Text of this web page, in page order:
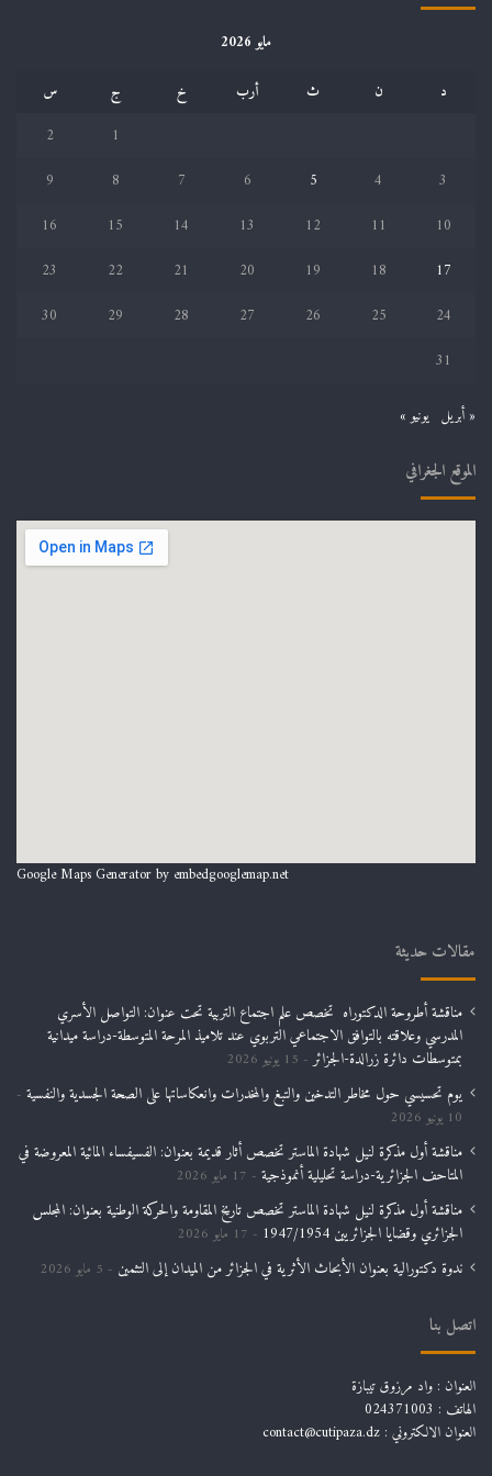
مايو 2026
د
ن ث أرب خ ج
س
1
2
3
4
5
6
7
8
9
10
11
12
13
14
15
16
17
18
19
20
21
22
23
24
25
26
27
28
29
30
31
« أبريل يونيو »
الموقع الجغرافي
Google Maps Generator by embedgooglemap.net
مقالات حديثة
مناقشة أطروحة الدكتوراه تخصص علم اجتماع التربية تحت عنوان: التواصل الأسري
المدرسي وعلاقته بالتوافق الاجتماعي التربوي عند تلاميذ المرحة المتوسطة-دراسة ميدانية
بمتوسطات دائرة زرالدة-الجزائر
15 يونيو 2026
يوم تحسيسي حول مخاطر التدخين والتبغ والمخدرات وانعكاساتها على الصحة الجسدية والنفسية
10 يونيو 2026
مناقشة أول مذكرة لنيل شهادة الماستر تخصص أثار قديمة بعنوان: الفسيفساء المائية المعروضة في
المتاحف الجزائرية-دراسة تحليلية أنموذجية
17 مايو 2026
مناقشة أول مذكرة لنيل شهادة الماستر تخصص تاريخ المقاومة والحركة الوطنية بعنوان: المجلس
الجزائري وقضايا الجزائريين 1947/1954
17 مايو 2026
ندوة دكتورالية بعنوان الأبحاث الأثرية في الجزائر من الميدان إلى التثمين 5 مايو 2026
اتصل بنا
العنوان : واد مرزوق تيبازة
الهاتف : 024371003
العنوان الالكتروني : contact@cutipaza.dz